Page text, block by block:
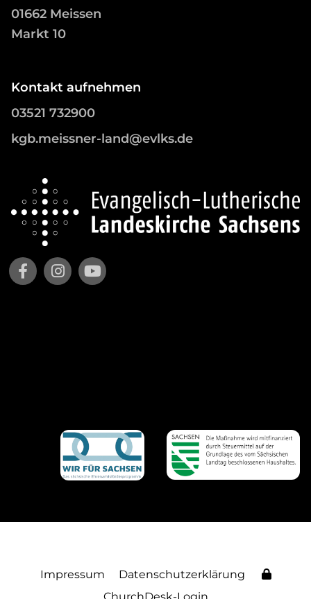
01662 Meissen
Markt 10
Kontakt aufnehmen
03521 732900
kgb.meissner-land@evlks.de
Impressum
Datenschutzerklärung